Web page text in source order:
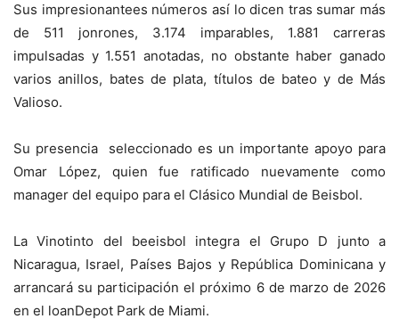
Sus impresionantees números así lo dicen tras sumar más
de 511 jonrones, 3.174 imparables, 1.881 carreras
impulsadas y 1.551 anotadas, no obstante haber ganado
varios anillos, bates de plata, títulos de bateo y de Más
Valioso.
Su presencia seleccionado es un importante apoyo para
Omar López, quien fue ratificado nuevamente como
manager del equipo para el Clásico Mundial de Beisbol.
La Vinotinto del beeisbol integra el Grupo D junto a
Nicaragua, Israel, Países Bajos y República Dominicana y
arrancará su participación el próximo 6 de marzo de 2026
en el loanDepot Park de Miami.